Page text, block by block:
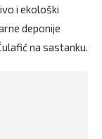
i ekološki
deponije
na sastanku.